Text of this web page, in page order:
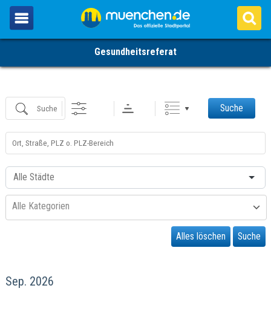
Gesundheitsreferat
Suche Suche
Nahe
Ort
Kategorie
Alle Kategorien
Alles löschen Suche
Sep. 2026
Suche Kategorien